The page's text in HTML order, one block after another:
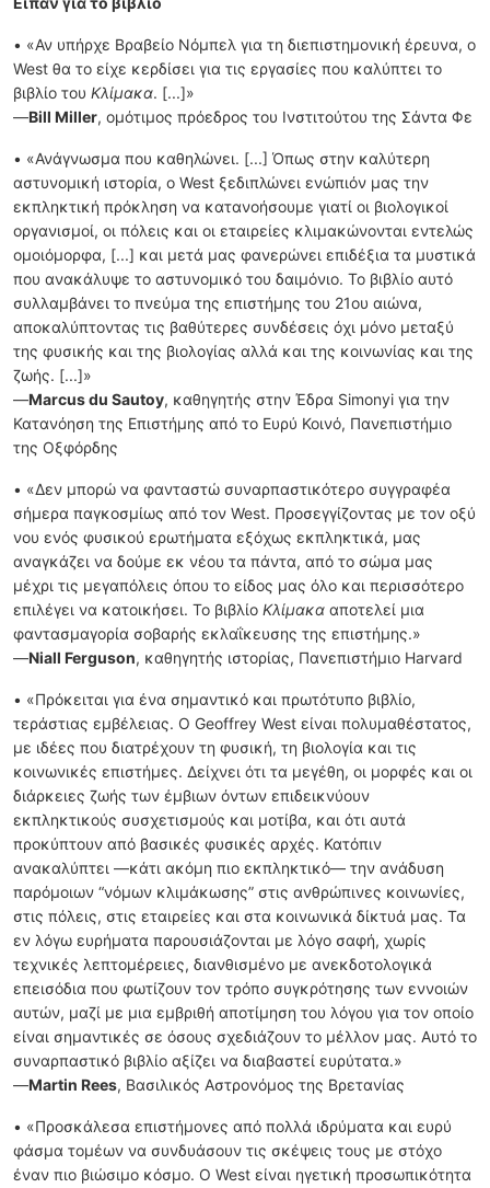
• «Αν υπήρχε Βραβείο Νόμπελ για τη διεπιστημονική έρευνα, ο
West θα το είχε κερδίσει για τις εργασίες που καλύπτει το
βιβλίο του Κλίμακα. [...]»
—Bill Miller, ομότιμος πρόεδρος του Ινστιτούτου της Σάντα Φε
• «Ανάγνωσμα που καθηλώνει. [...] Όπως στην καλύτερη
αστυνομική ιστορία, ο West ξεδιπλώνει ενώπιόν μας την
εκπληκτική πρόκληση να κατανοήσουμε γιατί οι βιολογικοί
οργανισμοί, οι πόλεις και οι εταιρείες κλιμακώνονται εντελώς
ομοιόμορφα, [...] και μετά μας φανερώνει επιδέξια τα μυστικά
που ανακάλυψε το αστυνομικό του δαιμόνιο. Το βιβλίο αυτό
συλλαμβάνει το πνεύμα της επιστήμης του 21ου αιώνα,
αποκαλύπτοντας τις βαθύτερες συνδέσεις όχι μόνο μεταξύ
της φυσικής και της βιολογίας αλλά και της κοινωνίας και της
ζωής. [...]»
—Marcus du Sautoy, καθηγητής στην Έδρα Simonyi για την
Κατανόηση της Επιστήμης από το Ευρύ Κοινό, Πανεπιστήμιο
της Οξφόρδης
• «Δεν μπορώ να φανταστώ συναρπαστικότερο συγγραφέα
σήμερα παγκοσμίως από τον West. Προσεγγίζοντας με τον οξύ
νου ενός φυσικού ερωτήματα εξόχως εκπληκτικά, μας
αναγκάζει να δούμε εκ νέου τα πάντα, από το σώμα μας
μέχρι τις μεγαπόλεις όπου το είδος μας όλο και περισσότερο
επιλέγει να κατοικήσει. Το βιβλίο Κλίμακα αποτελεί μια
φαντασμαγορία σοβαρής εκλαΐκευσης της επιστήμης.»
—Niall Ferguson, καθηγητής ιστορίας, Πανεπιστήμιο Harvard
• «Πρόκειται για ένα σημαντικό και πρωτότυπο βιβλίο,
τεράστιας εμβέλειας. Ο Geoffrey West είναι πολυμαθέστατος,
με ιδέες που διατρέχουν τη φυσική, τη βιολογία και τις
κοινωνικές επιστήμες. Δείχνει ότι τα μεγέθη, οι μορφές και οι
διάρκειες ζωής των έμβιων όντων επιδεικνύουν
εκπληκτικούς συσχετισμούς και μοτίβα, και ότι αυτά
προκύπτουν από βασικές φυσικές αρχές. Κατόπιν
ανακαλύπτει —κάτι ακόμη πιο εκπληκτικό— την ανάδυση
παρόμοιων “νόμων κλιμάκωσης” στις ανθρώπινες κοινωνίες,
στις πόλεις, στις εταιρείες και στα κοινωνικά δίκτυά μας. Τα
εν λόγω ευρήματα παρουσιάζονται με λόγο σαφή, χωρίς
τεχνικές λεπτομέρειες, διανθισμένο με ανεκδοτολογικά
επεισόδια που φωτίζουν τον τρόπο συγκρότησης των εννοιών
αυτών, μαζί με μια εμβριθή αποτίμηση του λόγου για τον οποίο
είναι σημαντικές σε όσους σχεδιάζουν το μέλλον μας. Αυτό το
συναρπαστικό βιβλίο αξίζει να διαβαστεί ευρύτατα.»
—Martin Rees, Βασιλικός Αστρονόμος της Βρετανίας
• «Προσκάλεσα επιστήμονες από πολλά ιδρύματα και ευρύ
φάσμα τομέων να συνδυάσουν τις σκέψεις τους με στόχο
έναν πιο βιώσιμο κόσμο. Ο West είναι ηγετική προσωπικότητα